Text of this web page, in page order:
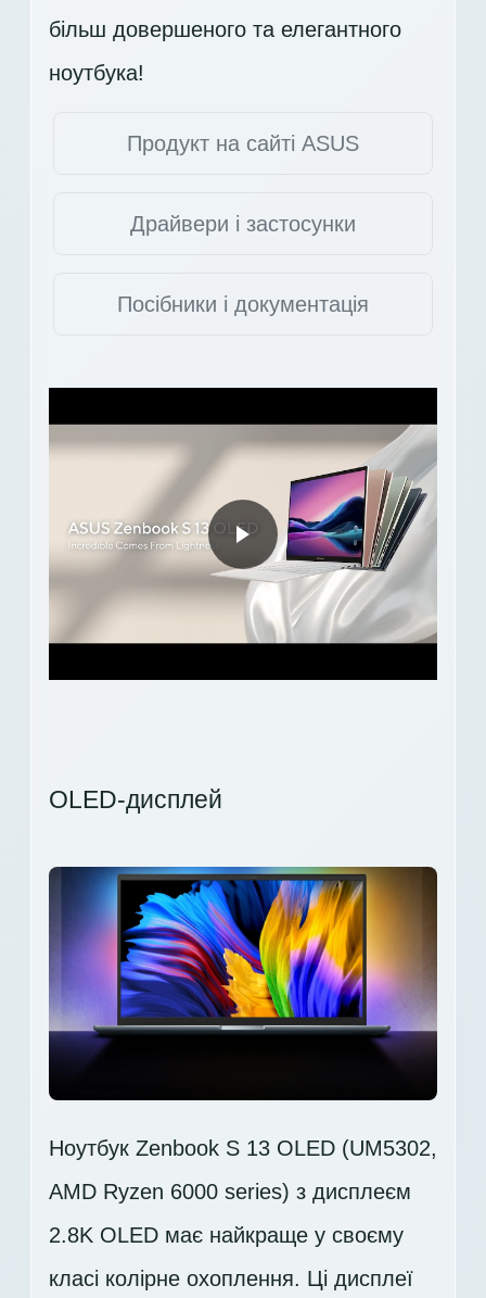
більш довершеного та елегантного
ноутбука!
Продукт на сайті ASUS
Драйвери і застосунки
Посібники і документація
OLED-дисплей
Ноутбук Zenbook S 13 OLED (UM5302,
AMD Ryzen 6000 series) з дисплеєм
2.8K OLED має найкраще у своєму
класі колірне охоплення. Ці дисплеї